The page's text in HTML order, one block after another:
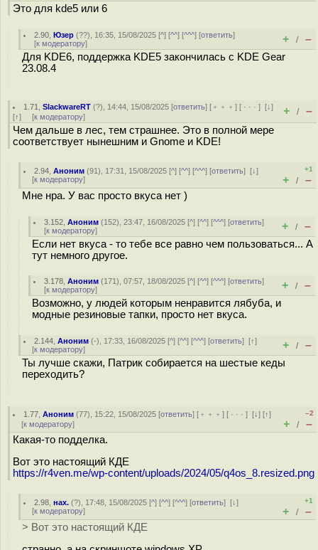
Это для kde5 или 6
2.90 ,Юзер (??), 16:35, 15/08/2025 [^] [^^] [^^^] [ответить]
[к модератору] + / –
Для KDE6, поддержка KDE5 закончилась с KDE Gear
23.08.4
1.71 ,SlackwareRT (?), 14:44, 15/08/2025 [ответить] [ ﹢﹢﹢] [ · · ·][↓]
[↑] [к модератору] + / –
Чем дальше в лес, тем страшнее. Это в полной мере
соответствует нынешним и Gnome и KDE!
2.94 ,Аноним (91), 17:31, 15/08/2025 [^] [^^] [^^^] [ответить][↓]
[к модератору]
+1
+ / –
Мне нра. У вас просто вкуса нет )
3.152 ,Аноним (152), 23:47, 16/08/2025 [^] [^^] [^^^] [ответить]
[к модератору] + / –
Если нет вкуса - то тебе все равно чем пользоваться... А
тут немного другое.
3.178 ,Аноним (171), 07:57, 18/08/2025 [^] [^^] [^^^] [ответить]
[к модератору] + / –
Возможно, у людей которым ненравится лябуба, и
модные резиновые тапки, просто нет вкуса.
2.144 ,Аноним (-), 17:33, 16/08/2025 [^] [^^] [^^^] [ответить][↑]
[к модератору] + / –
Ты лучше скажи, Патрик собирается на шестые кеды
переходить?
1.77 ,Аноним (77), 15:22, 15/08/2025 [ответить] [ ﹢﹢﹢] [ · · ·][↓] [↑]
[к модератору]
–2
+ / –
Какая-то подделка.
Вот это настоящий КДЕ
https://r4ven.me/wp-content/uploads/2024/05/q4os_8.resized.png
2.98 ,нах. (?), 17:48, 15/08/2025 [^] [^^] [^^^] [ответить][↓]
[к модератору]
+1
+ / –
> Вот это настоящий КДЕ